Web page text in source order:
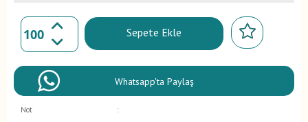
Sepete Ekle
Whatsapp'ta Paylaş
Not :